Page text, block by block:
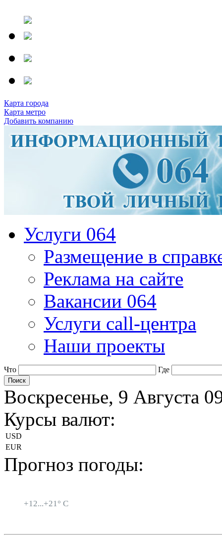
Карта города
Карта метро
Добавить компанию
Услуги 064
Размещение в
Реклама на сайте
Вакансии 064
Услуги call-центра
Наши проекты
Что Где
Воскресенье, 9 Августа
Курсы валют:
USD
EUR
Прогноз погоды:
+12...+21° C